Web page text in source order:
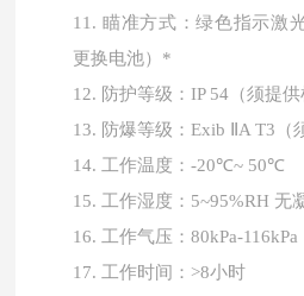
11.瞄准方式：绿色指示激
更换电池） *
12. 防护等级： IP 54（须提
13. 防爆等级：Exib ⅡA T3 （
14. 工作温度：-20℃~ 50℃
15. 工作湿度： 5~95%RH 无
16. 工作气压：80kPa-116kPa
17. 工作时间： >8小时